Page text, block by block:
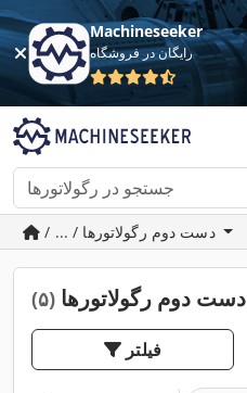
Machineseeker
رایگان در فروشگاه
/ ... / دست دوم رگولاتورها
دست دوم رگولاتورها (۵)
فیلتر